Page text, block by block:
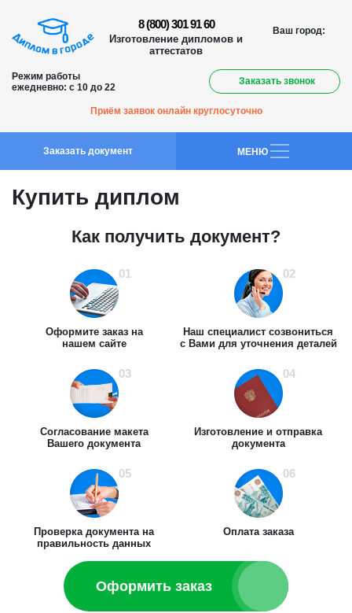
8 (800) 301 91 60
Изготовление дипломов и
аттестатов
Ваш город:
Режим работы
ежедневно: с 10 до 22
Заказать звонок
Приём заявок онлайн круглосуточно
Заказать документ MEНЮ
Купить диплом
Как получить документ?
01
Оформите заказ на
нашем сайте
02
Наш специалист созвониться
с Вами для уточнения деталей
03
Согласование макета
Вашего документа
04
Изготовление и отправка
документа
05
Проверка документа на
правильность данных
06
Оплата заказа
Оформить заказ